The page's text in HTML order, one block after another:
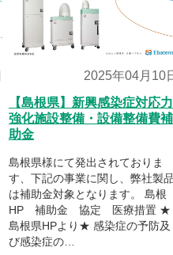
2025年04月10
【島根県】新興感染症対応力
強化施設整備・設備整備費補
助金
島根県様にて発出されておりま
す、下記の事業に関し、弊社製
は補助金対象となります。 島
HP 補助金 協定 医療措置 ★
島根県HPより★ 感染症の予防及
び感染症の…